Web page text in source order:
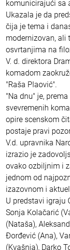
komunicirajući sa
Ukazala je da
čija je tema i
modernizovan, ali
osvrtanjima na
V. d. direktora
komadom
"Raša Plaović".
"Na dnu" je,
svevremenih
opire scenskom
postaje pravi
V.d. upravnika
izrazio je
ovako ozbiljnim i
jednom od
izazovnom i
U predstavi igraju
Sonja Kolačarić
(Nataša),
Đorđević (Ana),
(Kvašnja), Darko